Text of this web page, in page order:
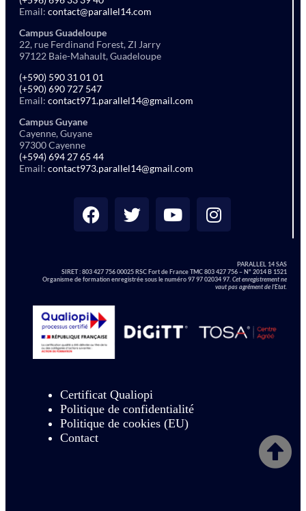
Email: contact@parallel14.com
Campus Guadeloupe
22, rue Ferdinand Forest, ZI Jarry
97122 Baie-Mahault, Guadeloupe
(+590) 590 31 01 01
(+590) 690 727 547
Email: contact971.parallel14@gmail.com
Campus Guyane
Cayenne, Guyane
97300 Cayenne
(+594) 694 27 65 44
Email: contact973.parallel14@gmail.com
PARALLEL 14 SAS
SIRET :803 427 756 00025 RSC Fort de France TMC 803 427 756 – N° 2014 B 1521
Organisme de formation enregistrée sous le numéro 97 97 02034 97. Cet enregistrement ne
vaut pas agrément de l’Etat.
Certificat Qualiopi
Politique de confidentialité
Politique de cookies (EU)
Contact